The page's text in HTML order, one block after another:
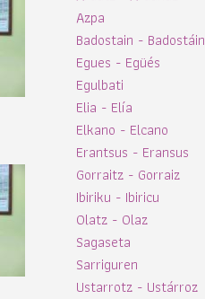
Azpa
Badostain - Badostáin
Egues - Egüés
Egulbati
Elia - Elía
Elkano - Elcano
Erantsus - Eransus
Gorraitz - Gorraiz
Ibiriku - Ibiricu
Olatz - Olaz
Sagaseta
Sarriguren
Ustarrotz - Ustárroz